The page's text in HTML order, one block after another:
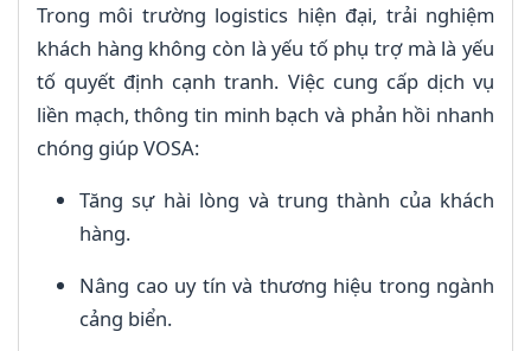
Trong môi trường logistics hiện đại, trải nghiệm
khách hàng không còn là yếu tố phụ trợ mà là yếu
tố quyết định cạnh tranh. Việc cung cấp dịch vụ
liền mạch, thông tin minh bạch và phản hồi nhanh
chóng giúp VOSA:
Tăng sự hài lòng và trung thành của khách
hàng.
Nâng cao uy tín và thương hiệu trong ngành
cảng biển.